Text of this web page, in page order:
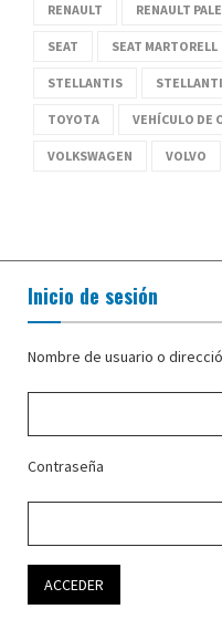
RENAULT RENAULT
SEAT SEAT MARTORELL
STELLANTIS
TOYOTA VEHÍCULO DE
VOLKSWAGEN VOLVO
Inicio de sesión
Nombre de usuario o
Contraseña